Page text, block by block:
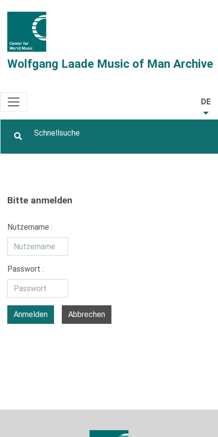
Wolfgang Laade Music of Man Archive
DE
Bitte anmelden
Nutzername :
Passwort :
Anmelden Abbrechen